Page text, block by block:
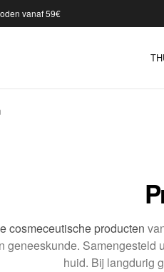
vanaf 59€
cosmeceutische producten
geneeskunde. Samengesteld
huid. Bij langdurig